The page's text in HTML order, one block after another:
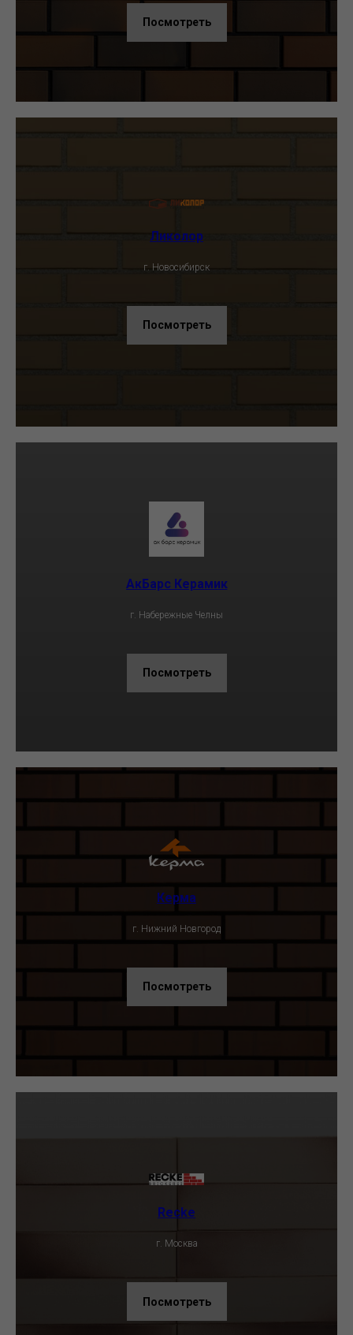
Посмотреть
Ликолор
г. Новосибирск
Посмотреть
АкБарс Керамик
г. Набережные Челны
Посмотреть
Керма
г. Нижний Новгород
Посмотреть
Recke
г. Москва
Посмотреть